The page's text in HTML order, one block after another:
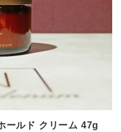
ールド クリーム 47g